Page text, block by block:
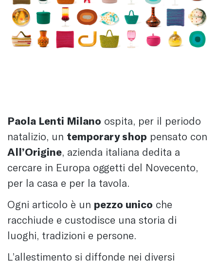
Paola Lenti Milano ospita, per il periodo
natalizio, un temporary shop pensato con
All’Origine, azienda italiana dedita a
cercare in Europa oggetti del Novecento,
per la casa e per la tavola.
Ogni articolo è un pezzo unico che
racchiude e custodisce una storia di
luoghi, tradizioni e persone.
L’allestimento si diffonde nei diversi